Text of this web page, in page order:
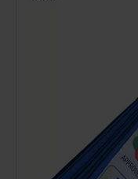
Thuis trainen